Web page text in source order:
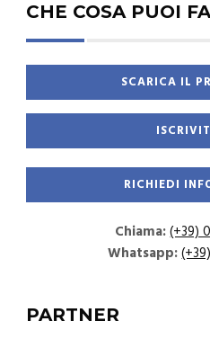
CHE COSA PUOI
Chiama:(+39)
Whatsapp:
PARTNER